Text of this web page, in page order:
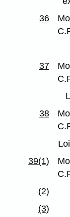
36
37
38
39(1)
(2)
(3)